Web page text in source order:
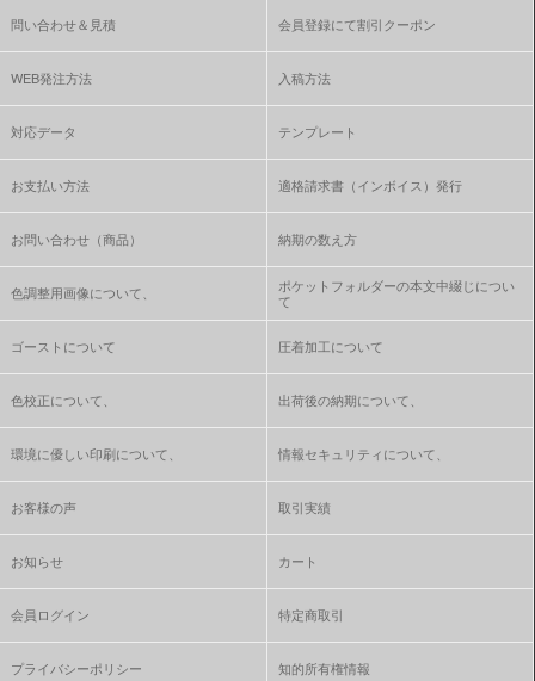
問い合わせ＆見積 会員登録にて割引クーポン
WEB発注方法 入稿方法
対応データ テンプレート
お支払い方法 適格請求書（インボイス）発行
お問い合わせ（商品） 納期の数え方
色調整用画像について、
ポケットフォルダーの本文中綴じについ
て
ゴーストについて 圧着加工について
色校正について、 出荷後の納期について、
環境に優しい印刷について、 情報セキュリティについて、
お客様の声 取引実績
お知らせ カート
会員ログイン 特定商取引
プライバシーポリシー 知的所有権情報